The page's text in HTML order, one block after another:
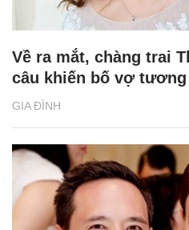
GIA ĐÌNH
Về ra mắt, chàng trai
câu khiến bố vợ